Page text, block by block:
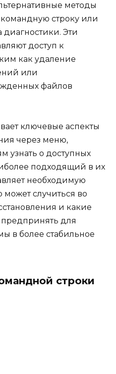
методы
строку или
Эти
доступ к
как удаление
или
файлов
ключевые аспекты
через меню,
узнать о доступных
подходящий в их
необходимую
случиться во
и какие
для
в более стабильное
строки